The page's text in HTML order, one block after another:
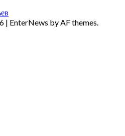
| EnterNews by AF themes.